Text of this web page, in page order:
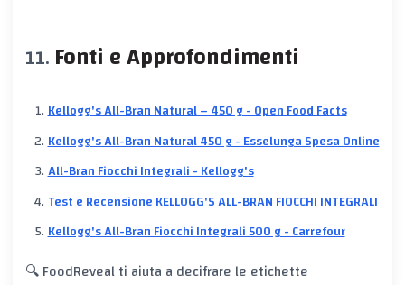
Fonti e Approfondimenti
Kellogg's All-Bran Natural – 450 g - Open Food Facts
Kellogg's All-Bran Natural 450 g - Esselunga Spesa Online
All-Bran Fiocchi Integrali - Kellogg's
Test e Recensione KELLOGG'S ALL-BRAN FIOCCHI INTEGRALI
Kellogg's All-Bran Fiocchi Integrali 500 g - Carrefour
🔍 FoodReveal ti aiuta a decifrare le etichette